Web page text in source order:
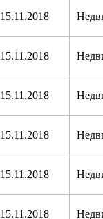
15.11.2018
15.11.2018
15.11.2018
15.11.2018
15.11.2018
15.11.2018